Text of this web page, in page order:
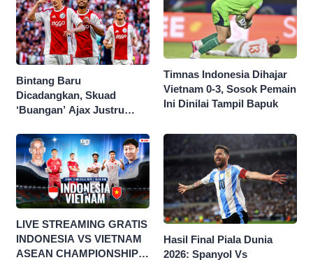
Bintang Baru
Dicadangkan, Skuad
‘Buangan’ Ajax Justru
Timnas Indonesia Dihajar
Vietnam 0-3, Sosok Pemain
Ini Dinilai Tampil Bapuk
LIVE STREAMING GRATIS
INDONESIA VS VIETNAM
ASEAN CHAMPIONSHIP
Hasil Final Piala Dunia
2026: Spanyol Vs